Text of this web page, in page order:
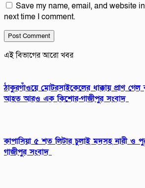
Save my name, email, and website
next time I comment.
এই বিভাগের আরো খবর
ঠাকুরগাঁওয়ে মোটরসাইকেলের ধাক্কায় প্রাণ
আহত আরও এক কিশোর-গাজীপুর সংবাদ
কাপাসিয়া ৫ শত লিটার চুলাই মদসহ নারী ও
গাজীপুর সংবাদ